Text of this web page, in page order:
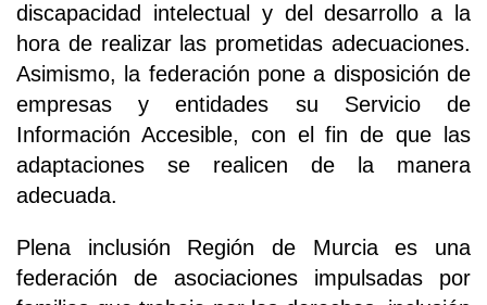
discapacidad intelectual y del desarrollo a la
hora de realizar las prometidas adecuaciones.
Asimismo, la federación pone a disposición de
empresas y entidades su Servicio de
Información Accesible, con el fin de que las
adaptaciones se realicen de la manera
adecuada.
Plena inclusión Región de Murcia es una
federación de asociaciones impulsadas por